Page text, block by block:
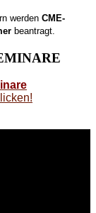
werdenCME-
beantragt.